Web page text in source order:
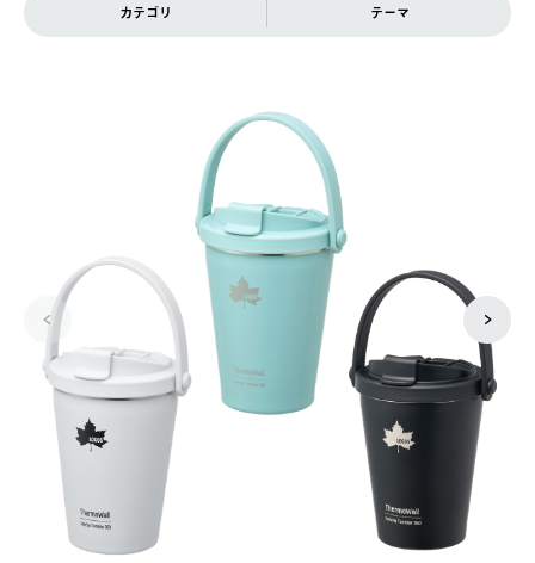
カテゴリ テーマ